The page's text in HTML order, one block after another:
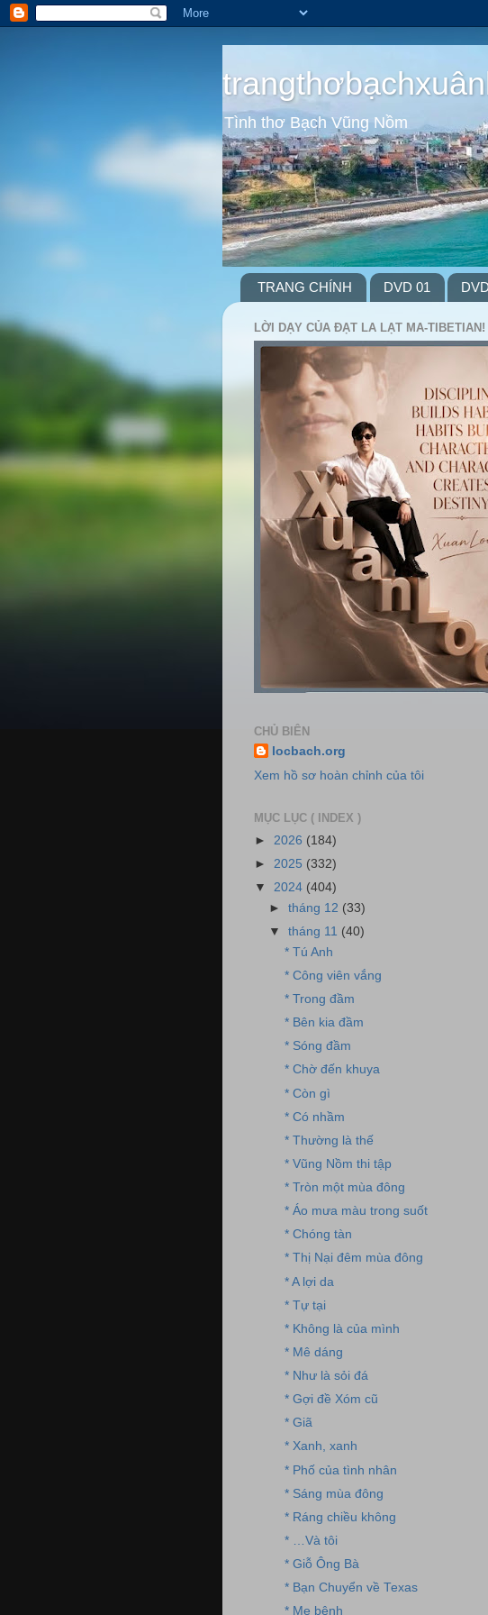
Tình thơ Bạch Vũng Nồm
TRANG CHÍNH DVD 01
LỜI DẠY CỦA ĐẠT LA LẠT MA-TIBETIAN!
CHỦ BIÊN
locbach.org
Xem hồ sơ hoàn chỉnh của tôi
MỤC LỤC ( INDEX )
► 2026 (184)
► 2025 (332)
▼ 2024 (404)
►tháng 12 (33)
▼tháng 11 (40)
* Tú Anh
* Công viên vắng
* Trong đầm
* Bên kia đầm
* Sóng đầm
* Chờ đến khuya
* Còn gì
* Có nhầm
* Thường là thế
* Vũng Nồm thi tập
* Tròn một mùa đông
* Áo mưa màu trong suốt
* Chóng tàn
* Thị Nại đêm mùa đông
* A lợi da
* Tự tại
* Không là của mình
* Mê dáng
* Như là sỏi đá
* Gợi đề Xóm cũ
* Giã
* Xanh, xanh
* Phố của tình nhân
* Sáng mùa đông
* Ráng chiều không
* …Và tôi
* Giỗ Ông Bà
* Bạn Chuyển về Texas
* Mẹ bệnh